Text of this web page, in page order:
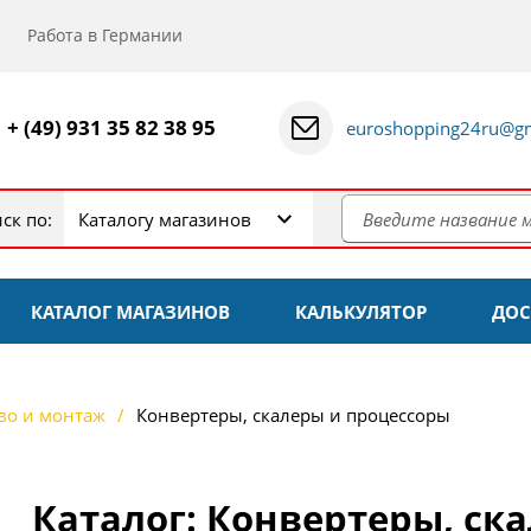
Работа в Германии
+ (49) 931 35 82 38 95
по: Каталогу магазинов
КАТАЛОГ МАГАЗИНОВ КАЛЬКУЛЯТОР
и монтаж Конвертеры, скалеры и процессоры
Каталог: Конвертеры,